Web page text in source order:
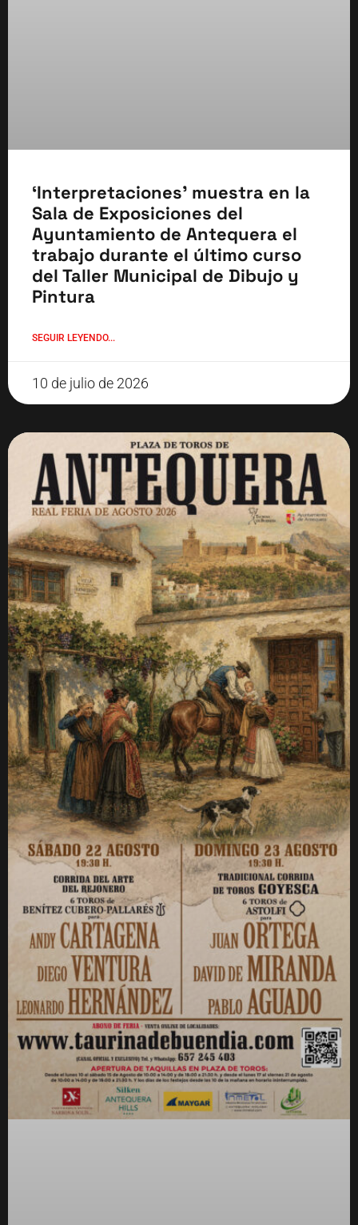
‘Interpretaciones’ muestra en la
Sala de Exposiciones del
Ayuntamiento de Antequera el
trabajo durante el último curso
del Taller Municipal de Dibujo y
Pintura
SEGUIR LEYENDO...
10 de julio de 2026